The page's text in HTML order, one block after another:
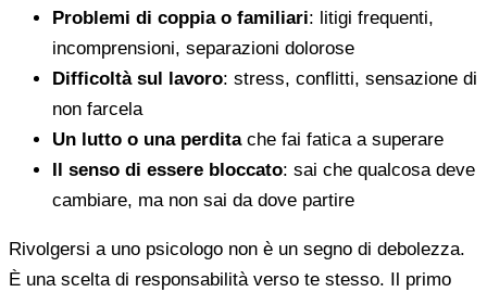
Problemi di coppia o familiari: litigi frequenti,
incomprensioni, separazioni dolorose
Difficoltà sul lavoro: stress, conflitti, sensazione di
non farcela
Un lutto o una perditache fai fatica a superare
Il senso di essere bloccato: sai che qualcosa deve
cambiare, ma non sai da dove partire
Rivolgersi a uno psicologo non è un segno di debolezza.
È una scelta di responsabilità verso te stesso. Il primo